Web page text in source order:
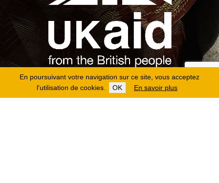
En poursuivant votre navigation sur ce site, vous acceptez
l'utilisation de cookies.
OK En savoir plus